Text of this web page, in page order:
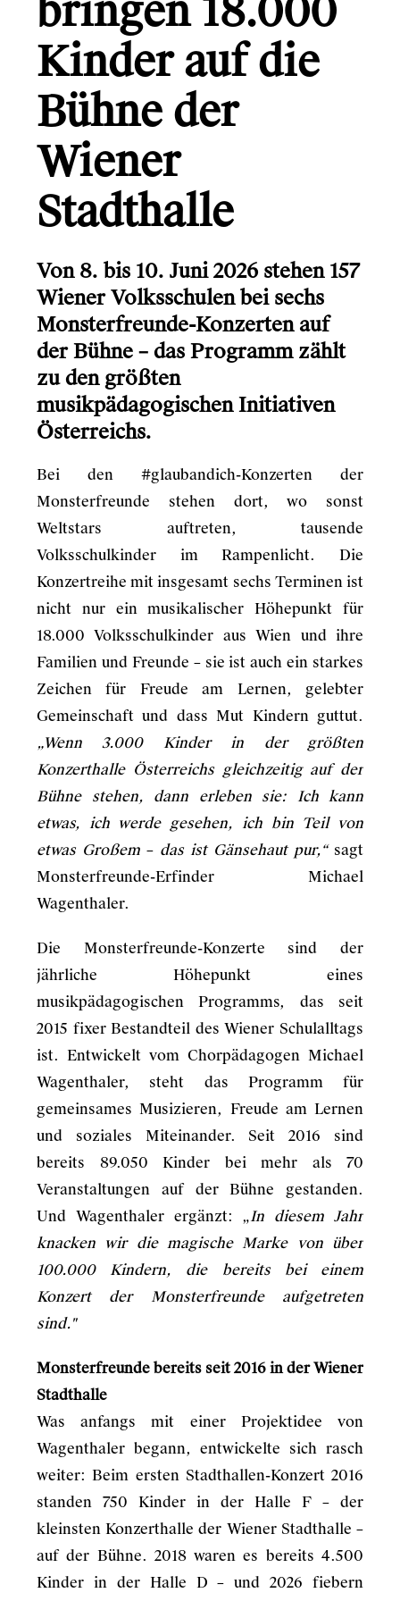
Gründerio
Canal+
Learning Hospital
Friends in Flats
LG
Monsterfreunde
Info
Kontakt
bringen 18.000
Kinder auf die
Bühne der
Wiener
Stadthalle
Von 8. bis 10. Juni 2026 stehen 157
Wiener Volksschulen bei sechs
Monsterfreunde-Konzerten auf
der Bühne – das Programm zählt
zu den größten
musikpädagogischen Initiativen
Österreichs.
Bei den #glaubandich-Konzerten der
Monsterfreunde stehen dort, wo sonst
Weltstars auftreten, tausende
Volksschulkinder im Rampenlicht. Die
Konzertreihe mit insgesamt sechs Terminen ist
nicht nur ein musikalischer Höhepunkt für
18.000 Volksschulkinder aus Wien und ihre
Familien und Freunde – sie ist auch ein starkes
Zeichen für Freude am Lernen, gelebter
Gemeinschaft und dass Mut Kindern guttut.
„Wenn 3.000 Kinder in der größten
Konzerthalle Österreichs gleichzeitig auf der
Bühne stehen, dann erleben sie: Ich kann
etwas, ich werde gesehen, ich bin Teil von
etwas Großem – das ist Gänsehaut pur,“sagt
Monsterfreunde-Erfinder Michael
Wagenthaler.
Die Monsterfreunde-Konzerte sind der
jährliche Höhepunkt eines
musikpädagogischen Programms, das seit
2015 fixer Bestandteil des Wiener Schulalltags
ist. Entwickelt vom Chorpädagogen Michael
Wagenthaler, steht das Programm für
gemeinsames Musizieren, Freude am Lernen
und soziales Miteinander. Seit 2016 sind
bereits 89.050 Kinder bei mehr als 70
Veranstaltungen auf der Bühne gestanden.
Und Wagenthaler ergänzt: „In diesem Jahr
knacken wir die magische Marke von über
100.000 Kindern, die bereits bei einem
Konzert der Monsterfreunde aufgetreten
sind."
Monsterfreunde bereits seit 2016 in der Wiener
Stadthalle
Was anfangs mit einer Projektidee von
Wagenthaler begann, entwickelte sich rasch
weiter: Beim ersten Stadthallen-Konzert 2016
standen 750 Kinder in der Halle F – der
kleinsten Konzerthalle der Wiener Stadthalle –
auf der Bühne. 2018 waren es bereits 4.500
Kinder in der Halle D – und 2026 fiebern